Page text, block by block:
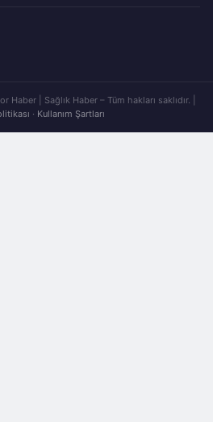
| Sağlık Haber – Tüm hakları saklıdır. |
· Kullanım Şartları